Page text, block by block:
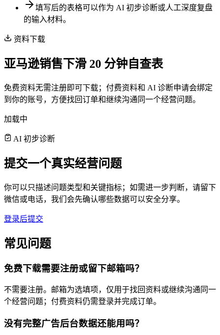
填写后的表格可以作为 AI 初步诊断或人工深度复盘
的输入材料。
资料下载
亚马逊销售下滑 20 分钟自查表
免费资料无需注册即可下载；付费资料和 AI 诊断申请会绑定
到你的账号，方便找回订单和继续沟通同一个经营问题。
加载中
AI 初步诊断
提交一个真实经营问题
你可以只描述问题类型和关键指标；如需进一步判断，请留下
微信或电话，我们会先确认哪些数据可以安全分享。
登录后提交
常见问题
免费下载需要注册或留下邮箱吗？
不需要注册。邮箱为选填项，仅用于找回资料或继续沟通同一
个经营问题；付费资料仍需登录并完成订单。
没有完整广告后台数据还能用吗？